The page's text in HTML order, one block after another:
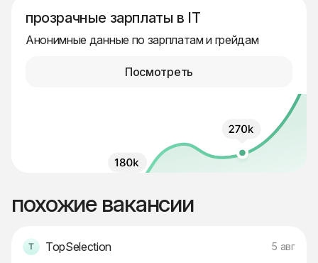
прозрачные зарплаты в IT
Анонимные данные по зарплатам и грейдам
Посмотреть
похожие вакансии
TopSelection 5 авг